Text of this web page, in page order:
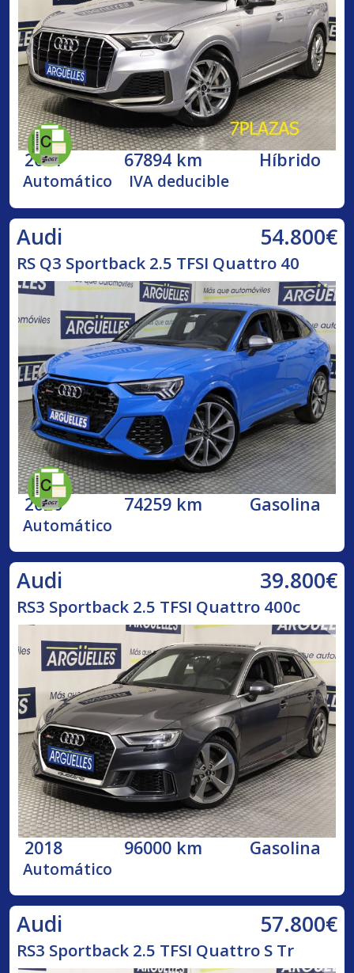
2021 67894 km Híbrido
Automático IVA deducible
Audi 54.800€
RS Q3 Sportback 2.5 TFSI Quattro 40
2020 74259 km Gasolina
Automático
Audi 39.800€
RS3 Sportback 2.5 TFSI Quattro 400c
2018 96000 km Gasolina
Automático
Audi 57.800€
RS3 Sportback 2.5 TFSI Quattro S Tr